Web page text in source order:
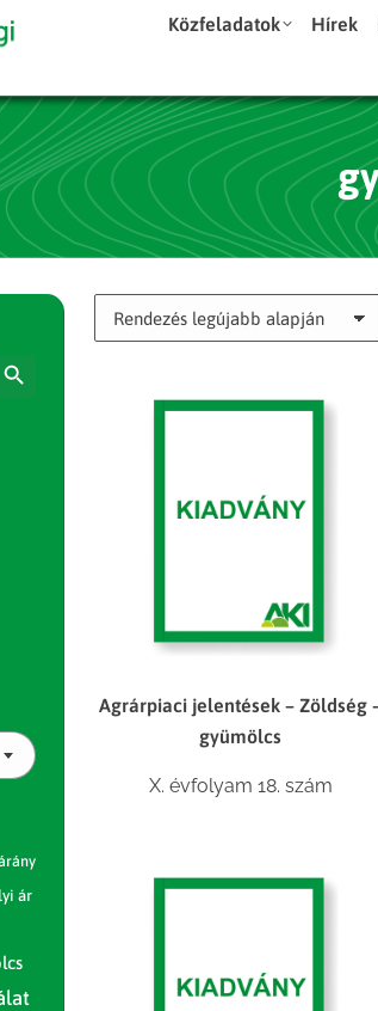
Közfeladatok Hírek
Agrárpiaci jelentések – Zöldség
gyümölcs
X. évfolyam 18. szám
ár